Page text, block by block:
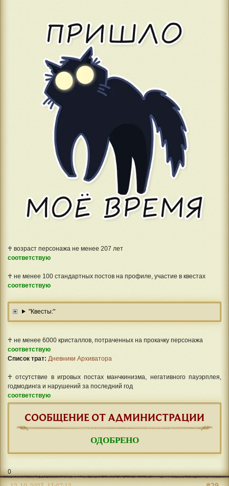
♰ возраст персонажа не менее 207 лет
соответствую
♰ не менее 100 стандартных постов на профиле, участие в квестах
соответствую
"Квесты:"
♰ не менее 6000 кристаллов, потраченных на прокачку персонажа
соответствую
Список трат: Дневники Архиватора
♰ отсутствие в игровых постах манчкинизма, негативного пауэрплея,
годмодинга и нарушений за последний год
соответствую
СООБЩЕНИЕ ОТ АДМИНИСТРАЦИИ
ОДОБРЕНО
0